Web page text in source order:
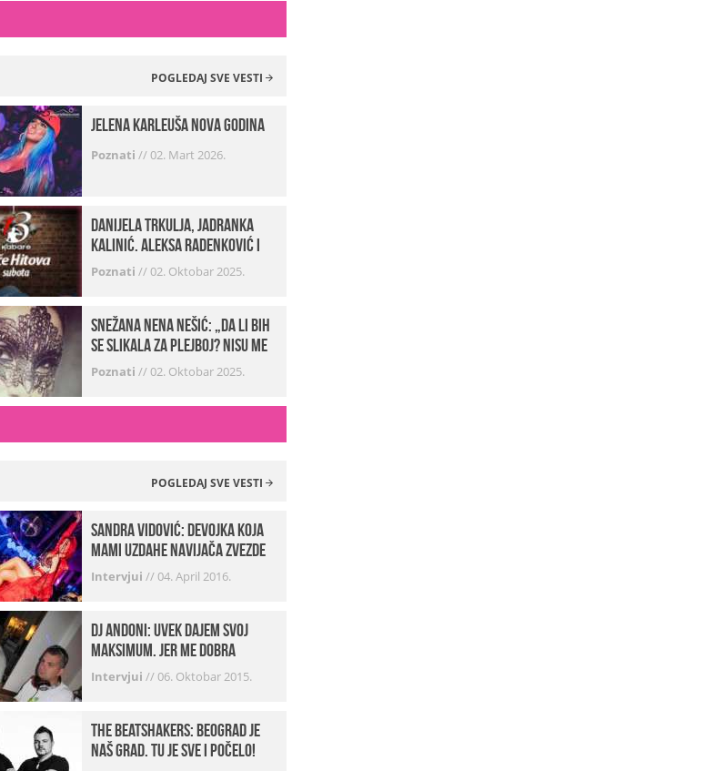
POGLEDAJ SVE VESTI
Jelena Karleuša Nova godina
Poznati //02. Mart 2026.
Danijela Trkulja, Jadranka
Kalinić, Aleksa Radenković i
Husa Beat Street u Kabareu 13
Poznati //02. Oktobar 2025.
Snežana Nena Nešić: „Da li bih
se slikala za Plejboj? Nisu me
zvali…“ (FOTO+VIDEO)
Poznati //02. Oktobar 2025.
POGLEDAJ SVE VESTI
Sandra Vidović: devojka koja
mami uzdahe navijača Zvezde
Intervjui //04. April 2016.
Dj Andoni: Uvek dajem svoj
maksimum, jer me dobra
muzika pokreće
Intervjui //06. Oktobar 2015.
The Beatshakers: Beograd je
naš grad, tu je sve i počelo!